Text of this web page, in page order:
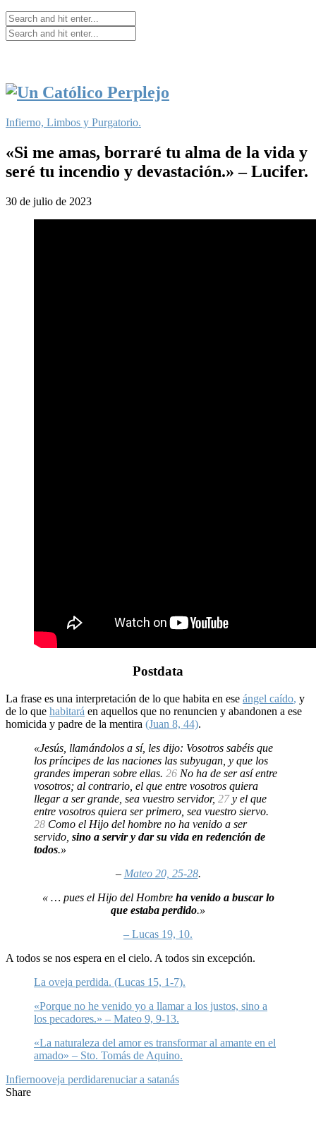
Infierno, Limbos y Purgatorio.
«Si me amas, borraré tu alma de la vida y
seré tu incendio y devastación.» – Lucifer.
30 de julio de 2023
Postdata
La frase es una interpretación de lo que habita en ese ángel caído, y
de lo que habitará en aquellos que no renuncien y abandonen a ese
homicida y padre de la mentira (Juan 8, 44).
«Jesús, llamándolos a sí, les dijo: Vosotros sabéis que
los príncipes de las naciones las subyugan, y que los
grandes imperan sobre ellas. 26 No ha de ser así entre
vosotros; al contrario, el que entre vosotros quiera
llegar a ser grande, sea vuestro servidor, 27y el que
entre vosotros quiera ser primero, sea vuestro siervo.
28 Como el Hijo del hombre no ha venido a ser
servido, sino a servir y dar su vida en redención de
todos.»
– Mateo 20, 25-28.
«… pues el Hijo del Hombre ha venido a buscar lo
que estaba perdido.»
– Lucas 19, 10.
A todos se nos espera en el cielo. A todos sin excepción.
La oveja perdida. (Lucas 15, 1-7).
«Porque no he venido yo a llamar a los justos, sino a
los pecadores.» – Mateo 9, 9-13.
«La naturaleza del amor es transformar al amante en el
amado» – Sto. Tomás de Aquino.
Infiernooveja perdidarenuciar a satanás
Share